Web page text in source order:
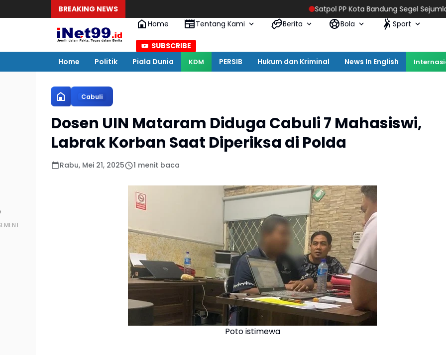
BREAKING NEWS Satpol PP Kota Bandung Segel Sejumlah Tiang
Home
Tentang Kami Berita Bola Sport
SUBSCRIBE
Home
Politik Piala Dunia KDM PERSIB Hukum dan Kriminal News In English
Cabuli
Dosen UIN Mataram Diduga Cabuli 7 Mahasiswi,
Labrak Korban Saat Diperiksa di Polda
Rabu, Mei 21, 2025 1 menit baca
Poto istimewa